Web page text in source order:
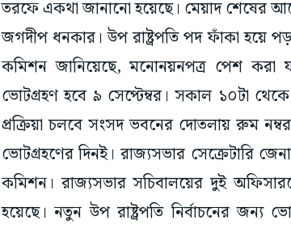
তরফে একথা জানানো হয়েছে। মেয়াদ শেষের
জগদীপ ধনকার। উপ রাষ্ট্রপতি পদ ফাঁকা হয়ে
কমিশন জানিয়েছে, মনোনয়নপত্র পেশ করা
ভোটগ্রহণ হবে ৯ সেপ্টেম্বর। সকাল ১০টা
প্রক্রিয়া চলবে সংসদ ভবনের দোতলায় রুম
ভোটগ্রহণের দিনই। রাজ্যসভার সেক্রেটারি
কমিশন। রাজ্যসভার সচিবালয়ের দুই অফিসারকে
হয়েছে। নতুন উপ রাষ্ট্রপতি নির্বাচনের জন্য